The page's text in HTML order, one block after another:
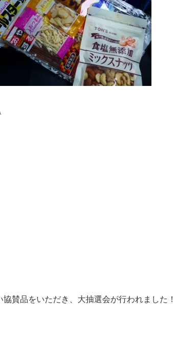
賛品をいただき、大抽選会が行われました！